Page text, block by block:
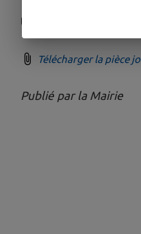
Un grand merci à
Télécharger la pièce
Publié par la Mairie